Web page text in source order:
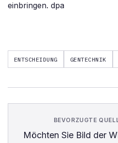
einbringen. dpa
ENTSCHEIDUNG GENTECHNIK
BEVORZUGTE
Möchten Sie Bild der